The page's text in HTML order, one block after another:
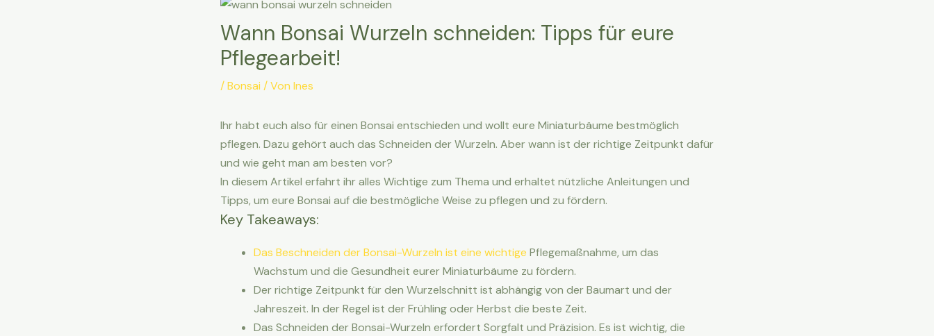
Wann Bonsai Wurzeln schneiden: Tipps für eure
Pflegearbeit!
/Bonsai / Von Ines
Ihr habt euch also für einen Bonsai entschieden und wollt eure Miniaturbäume bestmöglich
pflegen. Dazu gehört auch das Schneiden der Wurzeln. Aber wann ist der richtige Zeitpunkt dafür
und wie geht man am besten vor?
In diesem Artikel erfahrt ihr alles Wichtige zum Thema und erhaltet nützliche Anleitungen und
Tipps, um eure Bonsai auf die bestmögliche Weise zu pflegen und zu fördern.
Key Takeaways:
Das Beschneiden der Bonsai-Wurzeln ist eine wichtige Pflegemaßnahme, um das
Wachstum und die Gesundheit eurer Miniaturbäume zu fördern.
Der richtige Zeitpunkt für den Wurzelschnitt ist abhängig von der Baumart und der
Jahreszeit. In der Regel ist der Frühling oder Herbst die beste Zeit.
Das Schneiden der Bonsai-Wurzeln erfordert Sorgfalt und Präzision. Es ist wichtig, die